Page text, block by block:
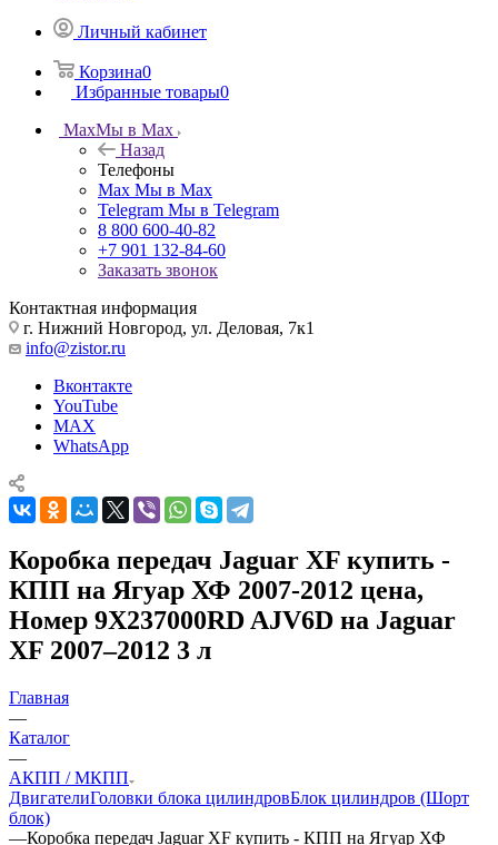
Личный кабинет
Корзина0
Избранные товары0
MaxМы в Max
Назад
Телефоны
Max Мы в Max
Telegram Мы в Telegram
8 800 600-40-82
+7 901 132-84-60
Заказать звонок
Контактная информация
г. Нижний Новгород, ул. Деловая, 7к1
info@zistor.ru
Вконтакте
YouTube
MAX
WhatsApp
Коробка передач Jaguar XF купить -
КПП на Ягуар ХФ 2007-2012 цена,
Номер 9X237000RD AJV6D на Jaguar
XF 2007–2012 3 л
Главная
—
Каталог
—
АКПП / МКПП
ДвигателиГоловки блока цилиндровБлок цилиндров (Шорт
блок)
—Коробка передач Jaguar XF купить - КПП на Ягуар ХФ